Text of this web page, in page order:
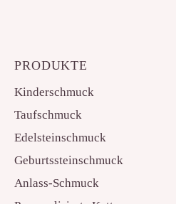
PRODUKTE
Kinderschmuck
Taufschmuck
Edelsteinschmuck
Geburtssteinschmuck
Anlass-Schmuck